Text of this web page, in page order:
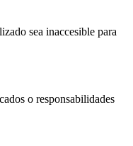
sea inaccesible para
o responsabilidades